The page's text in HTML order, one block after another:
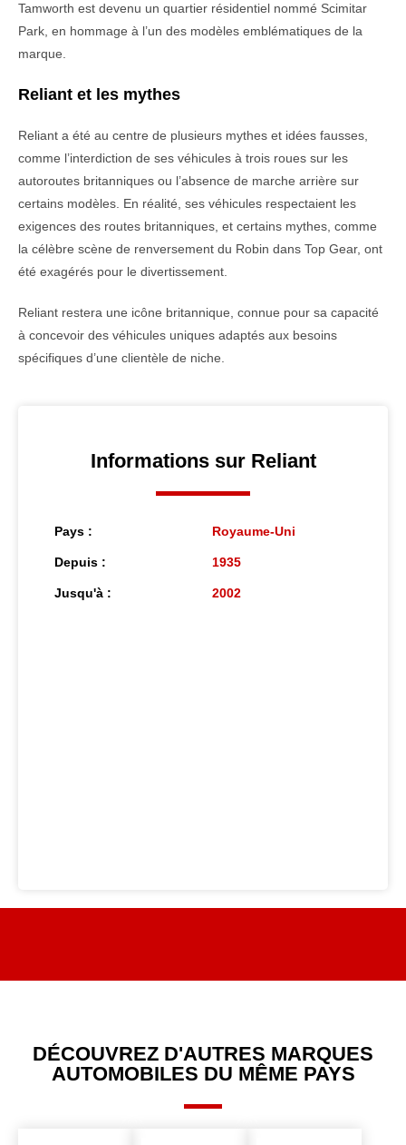
Tamworth est devenu un quartier résidentiel nommé Scimitar
Park, en hommage à l’un des modèles emblématiques de la
marque.
Reliant et les mythes
Reliant a été au centre de plusieurs mythes et idées fausses,
comme l’interdiction de ses véhicules à trois roues sur les
autoroutes britanniques ou l’absence de marche arrière sur
certains modèles. En réalité, ses véhicules respectaient les
exigences des routes britanniques, et certains mythes, comme
la célèbre scène de renversement du Robin dans Top Gear, ont
été exagérés pour le divertissement.
Reliant restera une icône britannique, connue pour sa capacité
à concevoir des véhicules uniques adaptés aux besoins
spécifiques d’une clientèle de niche.
Informations sur Reliant
Pays : Royaume-Uni
Depuis : 1935
Jusqu'à : 2002
DÉCOUVREZ D'AUTRES MARQUES
AUTOMOBILES DU MÊME PAYS